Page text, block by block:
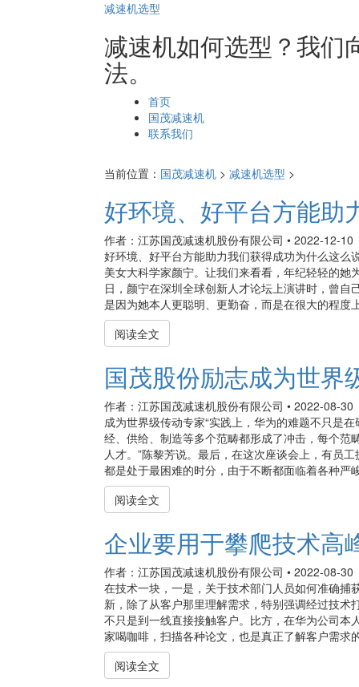
减速机选型
减速机如何选型？我们
法。
首页
国茂减速机
联系我们
当前位置： 国茂减速机 > 减速机选型 >
好环境、好平台方能助
作者：江苏国茂减速机股份有限公司 • 2022-12-10
好环境、好平台方能助力我们获得成功为什么这
美女大科学家颜宁。让我们来看看，年纪轻轻的
日，颜宁在深圳全球创新人才论坛上演讲时，曾
是因为她本人更聪明、更勤奋，而是在很大的程
阅读全文
国茂股份励志成为世界
作者：江苏国茂减速机股份有限公司 • 2022-08-30
成为世界级传动专家“实践上，华为的难题不只是
经、供给、制造等多个范畴都形成了冲击，每个
人才。”陈黎芳说。最后，在这次座谈会上，有员
都是处于最困难的时分，由于不断都面临着各种
阅读全文
企业要用于攀爬技术高
作者：江苏国茂减速机股份有限公司 • 2022-08-30
在技术一块，一是，关于技术部门人员如何准确捕
新，除了从客户那里理解需求，特别强调经过技
不只是到一线直接接触客户。比方，在华为公司本
家喝咖啡，扫描各种论文，也是真正了解客户需
阅读全文